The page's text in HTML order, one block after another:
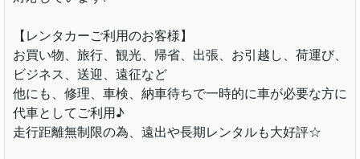
【レンタカーご利用のお客様】
お買い物、旅行、観光、帰省、出張、お引越し、荷運び、
ビジネス、送迎、遠征など
他にも、修理、車検、納車待ちで一時的に車が必要な方に
代車としてご利用♪
走行距離無制限の為、遠出や長期レンタルも大好評☆